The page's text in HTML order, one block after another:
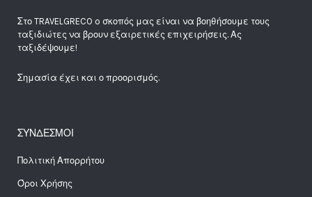
Στο TRAVELGRECO o σκοπός μας είναι να βοηθήσουμε τους
ταξιδιώτες να βρουν εξαιρετικές επιχειρήσεις. Ας
ταξιδέψουμε!
Σημασία έχει και ο προορισμός.
ΣΥΝΔΕΣΜΟΙ
Πολιτική Απορρήτου
Όροι Χρήσης